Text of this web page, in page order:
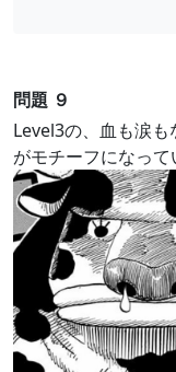
問題 ９
Level3の、血も涙
がモチーフになって